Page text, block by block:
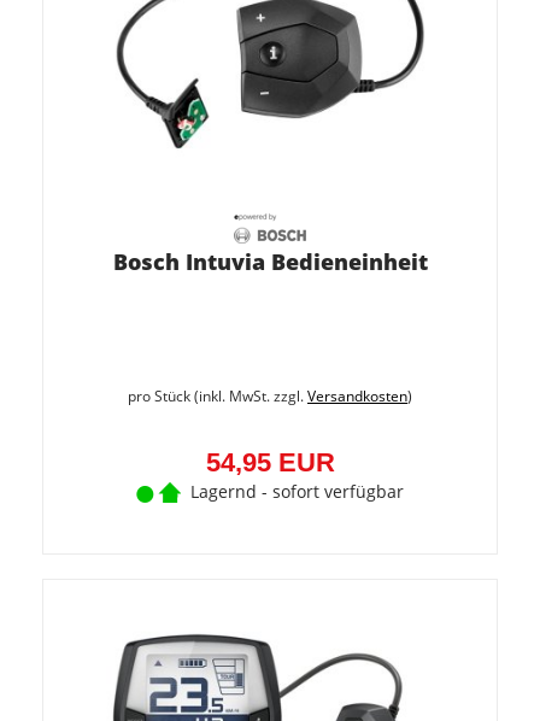
Bosch Intuvia Bedieneinheit
pro Stück (inkl. MwSt. zzgl.Versandkosten)
54,95 EUR
Lagernd - sofort verfügbar